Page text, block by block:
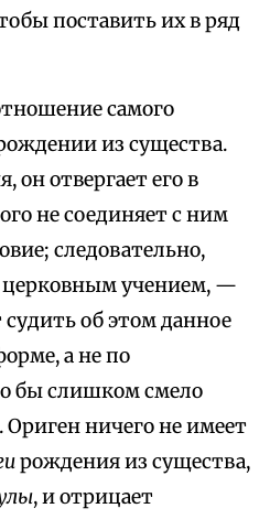
поставить их в ряд
самого
из существа.
он отвергает его в
не соединяет с ним
следовательно,
церковным учением, —
судить об этом данное
а не по
бы слишком смело
. Ориген ничего не имеет
рождения из существа,
, и отрицает